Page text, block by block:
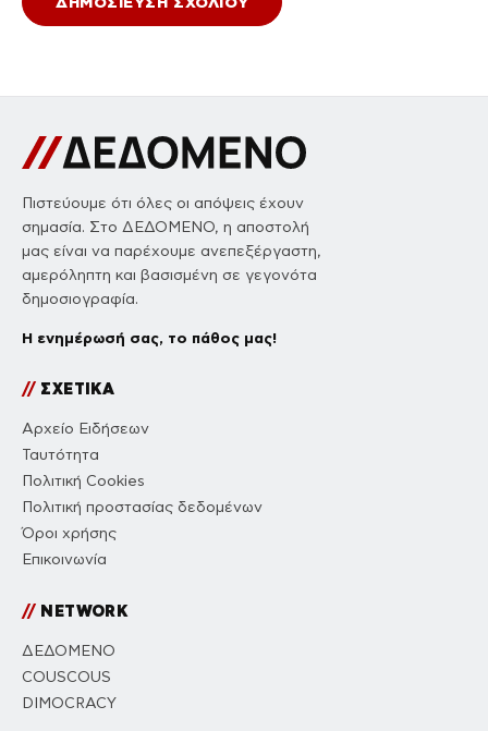
Πιστεύουμε ότι όλες οι απόψεις έχουν
σημασία. Στο ΔΕΔΟΜΕΝΟ, η αποστολή
μας είναι να παρέχουμε ανεπεξέργαστη,
αμερόληπτη και βασισμένη σε γεγονότα
δημοσιογραφία.
Η ενημέρωσή σας, το πάθος μας!
//ΣΧΕΤΙΚΑ
Αρχείο Ειδήσεων
Ταυτότητα
Πολιτική Cookies
Πολιτική προστασίας δεδομένων
Όροι χρήσης
Επικοινωνία
//NETWORK
ΔΕΔΟΜΕΝΟ
COUSCOUS
DIMOCRACY